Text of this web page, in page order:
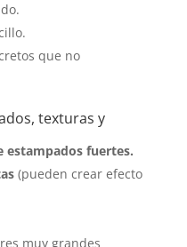
que no
texturas y
estampados fuertes.
(pueden crear efecto
muy grandes